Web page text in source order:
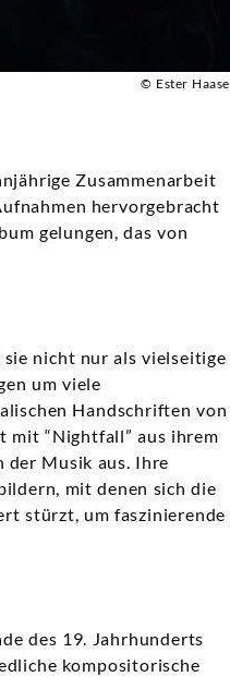
© Ester Haase
Zusammenarbeit
hervorgebracht
gelungen, das von
nicht nur als vielseitige
um viele
Handschriften von
mit “Nightfall” aus ihrem
der Musik aus. Ihre
mit denen sich die
stürzt, um faszinierende
des 19. Jahrhunderts
kompositorische